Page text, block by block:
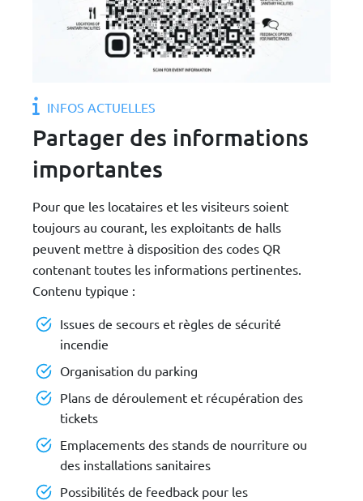
INFOS ACTUELLES
Partager des informations
importantes
Pour que les locataires et les visiteurs soient
toujours au courant, les exploitants de halls
peuvent mettre à disposition des codes QR
contenant toutes les informations pertinentes.
Contenu typique :
Issues de secours et règles de sécurité
incendie
Organisation du parking
Plans de déroulement et récupération des
tickets
Emplacements des stands de nourriture ou
des installations sanitaires
Possibilités de feedback pour les